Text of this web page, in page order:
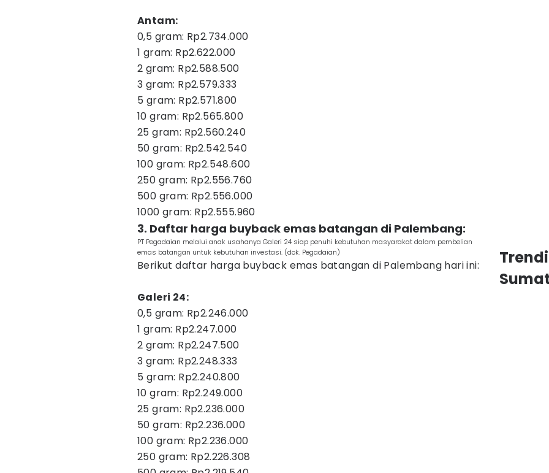
Antam:
0,5 gram: Rp2.734.000
1 gram: Rp2.622.000
2 gram: Rp2.588.500
3 gram: Rp2.579.333
5 gram: Rp2.571.800
10 gram: Rp2.565.800
25 gram: Rp2.560.240
50 gram: Rp2.542.540
100 gram: Rp2.548.600
250 gram: Rp2.556.760
500 gram: Rp2.556.000
1000 gram: Rp2.555.960
3. Daftar harga buyback emas batangan di Palembang:
PT Pegadaian melalui anak usahanya Galeri 24 siap penuhi kebutuhan masyarakat dalam pembelian
emas batangan untuk kebutuhan investasi. (dok. Pegadaian)
Berikut daftar harga buyback emas batangan di Palembang hari ini:
Galeri 24:
0,5 gram: Rp2.246.000
1 gram: Rp2.247.000
2 gram: Rp2.247.500
3 gram: Rp2.248.333
5 gram: Rp2.240.800
10 gram: Rp2.249.000
25 gram: Rp2.236.000
50 gram: Rp2.236.000
100 gram: Rp2.236.000
250 gram: Rp2.226.308